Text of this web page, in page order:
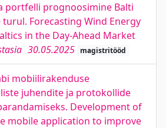
portfelli prognoosimine Balti
Forecasting Wind Energy
in the Day-Ahead Market
30.05.2025 magistritööd
mobiilirakenduse
juhendite ja protokollide
Development of
mobile application to improve